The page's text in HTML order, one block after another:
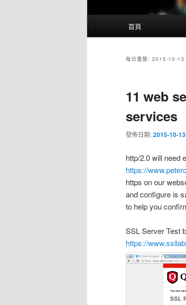
首頁
每日彙整: 2015-10-13
11 web
services
發佈日期:2015-10-13
http/2.0 will need
https://
https on our
and configure is
to help you
SSL Server Test
https://